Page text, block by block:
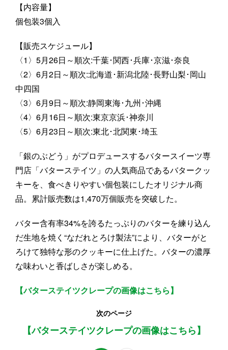
【内容量】
個包装3個入
【販売スケジュール】
〈1〉5月26日～順次:千葉･関西･兵庫･京滋･奈良
〈2〉6月2日～順次:北海道･新潟北陸･長野山梨･岡山
中四国
〈3〉6月9日～順次:静岡東海･九州･沖縄
〈4〉6月16日～順次:東京京浜･神奈川
〈5〉6月23日～順次:東北･北関東･埼玉
「銀のぶどう」がプロデュースするバタースイーツ専
門店「バターステイツ」の人気商品であるバタークッ
キーを、食べきりやすい個包装にしたオリジナル商
品。累計販売数は1,470万個販売を突破した。
バター含有率34%を誇るたっぷりのバターを練り込ん
だ生地を焼く“なだれとろけ製法”により、バターがと
ろけて独特な形のクッキーに仕上げた。バターの濃厚
な味わいと香ばしさが楽しめる。
【バターステイツクレープの画像はこちら】
次のページ
【バターステイツクレープの画像はこちら】